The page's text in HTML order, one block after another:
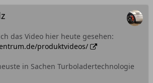
das Video hier heute gesehen:
produktvideos/
in Sachen Turboladertechnologie